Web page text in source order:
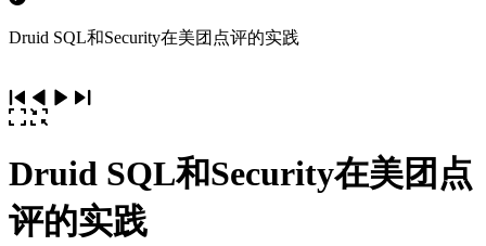
Druid SQL和Security在美团点评的实践
Druid SQL和Security在美团点
评的实践